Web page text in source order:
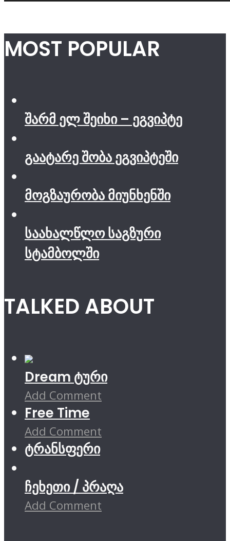
MOST POPULAR
შარმ ელ შეიხი – ეგვიპტე
გაატარე შობა ეგვიპტეში
მოგზაურობა მიუნხენში
საახალწლო საგზური
სტამბოლში
TALKED ABOUT
Dream ტური
Add Comment
Free Time
Add Comment
ტრანსფერი
ჩეხეთი / პრაღა
Add Comment